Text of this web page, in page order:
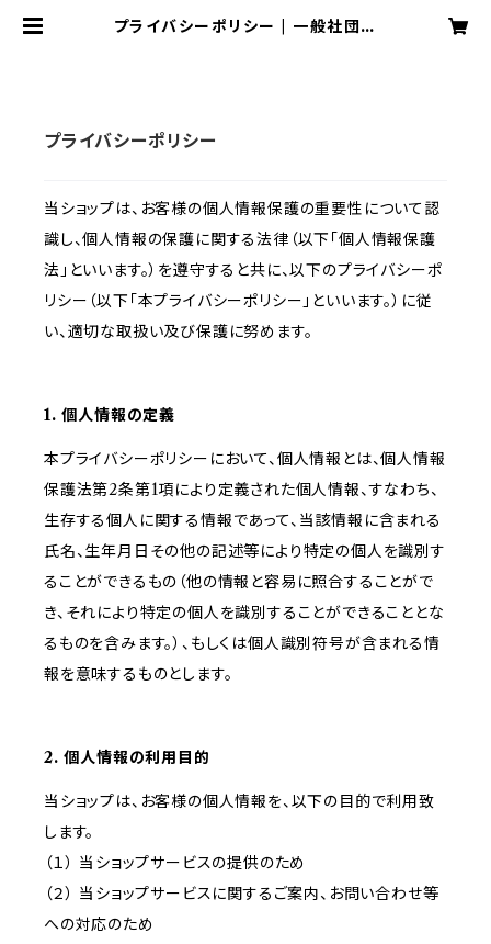
プライバシーポリシー | 一般社団法
プライバシーポリシー
当ショップは、お客様の個人情報保護の重要性について認
識し、個人情報の保護に関する法律（以下「個人情報保護
法」といいます。）を遵守すると共に、以下のプライバシーポ
リシー（以下「本プライバシーポリシー」といいます。）に従
い、適切な取扱い及び保護に努めます。
1. 個人情報の定義
本プライバシーポリシーにおいて、個人情報とは、個人情報
保護法第2条第1項により定義された個人情報、すなわち、
生存する個人に関する情報であって、当該情報に含まれる
氏名、生年月日その他の記述等により特定の個人を識別す
ることができるもの（他の情報と容易に照合することがで
き、それにより特定の個人を識別することができることとな
るものを含みます。）、もしくは個人識別符号が含まれる情
報を意味するものとします。
2. 個人情報の利用目的
当ショップは、お客様の個人情報を、以下の目的で利用致
します。
（１） 当ショップサービスの提供のため
（２） 当ショップサービスに関するご案内、お問い合わせ等
への対応のため